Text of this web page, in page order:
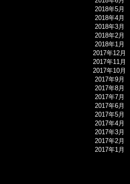
2018年5月
2018年4月
2018年3月
2018年2月
2018年1月
2017年12月
2017年11月
2017年10月
2017年9月
2017年8月
2017年7月
2017年6月
2017年5月
2017年4月
2017年3月
2017年2月
2017年1月